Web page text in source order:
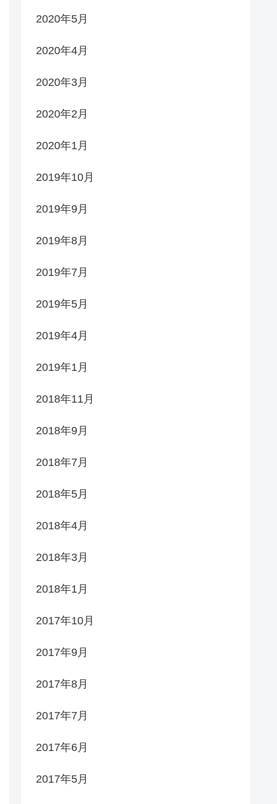
2020年5月
2020年4月
2020年3月
2020年2月
2020年1月
2019年10月
2019年9月
2019年8月
2019年7月
2019年5月
2019年4月
2019年1月
2018年11月
2018年9月
2018年7月
2018年5月
2018年4月
2018年3月
2018年1月
2017年10月
2017年9月
2017年8月
2017年7月
2017年6月
2017年5月